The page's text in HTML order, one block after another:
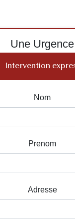
Une Urgence
Intervention
Nom
Prenom
Adresse